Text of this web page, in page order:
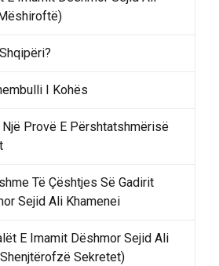
I Kohës
Provë E Përshtatshmërisë
Të Çështjes Së Gadirit
Sejid Ali Khamenei
E Imamit Dëshmor Sejid Ali
Sekretet)